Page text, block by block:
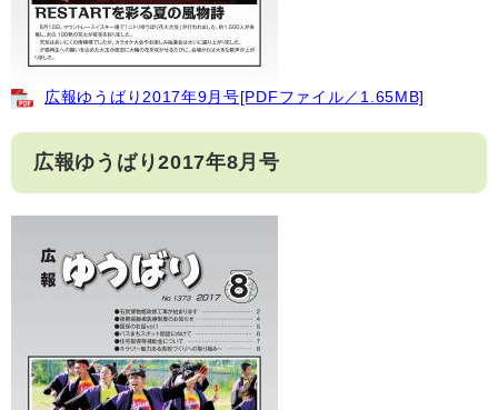
広報ゆうばり2017年9月号[PDFファイル／1.65MB]
広報ゆうばり2017年8月号